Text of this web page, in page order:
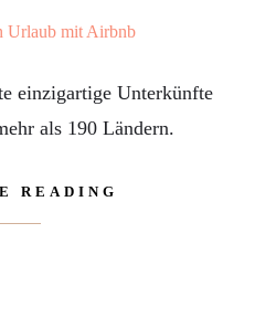
einzigartige Unterkünfte
als 190 Ländern.
READING